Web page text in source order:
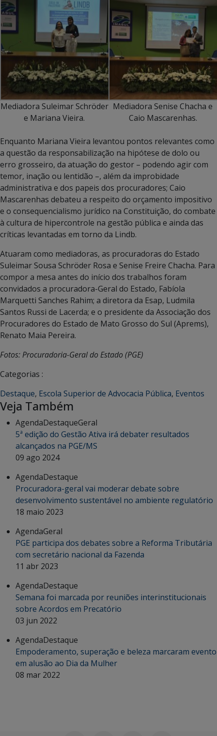
Mediadora Suleimar Schröder
e Mariana Vieira.
Mediadora Senise Chacha e
Caio Mascarenhas.
Enquanto Mariana Vieira levantou pontos relevantes como
a questão da responsabilização na hipótese de dolo ou
erro grosseiro, da atuação do gestor – podendo agir com
temor, inação ou lentidão –, além da improbidade
administrativa e dos papeis dos procuradores; Caio
Mascarenhas debateu a respeito do orçamento impositivo
e o consequencialismo jurídico na Constituição, do combate
à cultura de hipercontrole na gestão pública e ainda das
críticas levantadas em torno da Lindb.
Atuaram como mediadoras, as procuradoras do Estado
Suleimar Sousa Schröder Rosa e Senise Freire Chacha. Para
compor a mesa antes do início dos trabalhos foram
convidados a procuradora-Geral do Estado, Fabíola
Marquetti Sanches Rahim; a diretora da Esap, Ludmila
Santos Russi de Lacerda; e o presidente da Associação dos
Procuradores do Estado de Mato Grosso do Sul (Aprems),
Renato Maia Pereira.
Fotos: Procuradoria-Geral do Estado (PGE)
Categorias :
Destaque, Escola Superior de Advocacia Pública, Eventos
Veja Também
AgendaDestaqueGeral
5ª edição do Gestão Ativa irá debater resultados
alcançados na PGE/MS
09 ago 2024
AgendaDestaque
Procuradora-geral vai moderar debate sobre
desenvolvimento sustentável no ambiente regulatório
18 maio 2023
AgendaGeral
PGE participa dos debates sobre a Reforma Tributária
com secretário nacional da Fazenda
11 abr 2023
AgendaDestaque
Semana foi marcada por reuniões interinstitucionais
sobre Acordos em Precatório
03 jun 2022
AgendaDestaque
Empoderamento, superação e beleza marcaram evento
em alusão ao Dia da Mulher
08 mar 2022